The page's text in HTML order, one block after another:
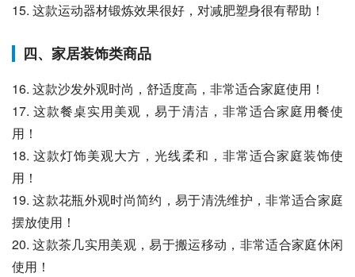
15. 这款运动器材锻炼效果很好，对减肥塑身很有帮助！
四、家居装饰类商品
16. 这款沙发外观时尚，舒适度高，非常适合家庭使用！
17. 这款餐桌实用美观，易于清洁，非常适合家庭用餐使
用！
18. 这款灯饰美观大方，光线柔和，非常适合家庭装饰使
用！
19. 这款花瓶外观时尚简约，易于清洗维护，非常适合家庭
摆放使用！
20. 这款茶几实用美观，易于搬运移动，非常适合家庭休闲
使用！